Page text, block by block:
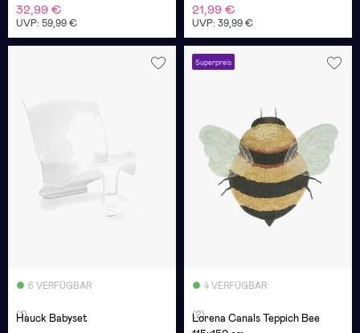
32,99 €
UVP: 59,99 €
21,99 €
UVP: 39,99 €
6 VERFÜGBAR
(1)
Hauck Babyset
Superpreis
4 VERFÜGBAR
(2)
Lorena Canals Teppich Bee